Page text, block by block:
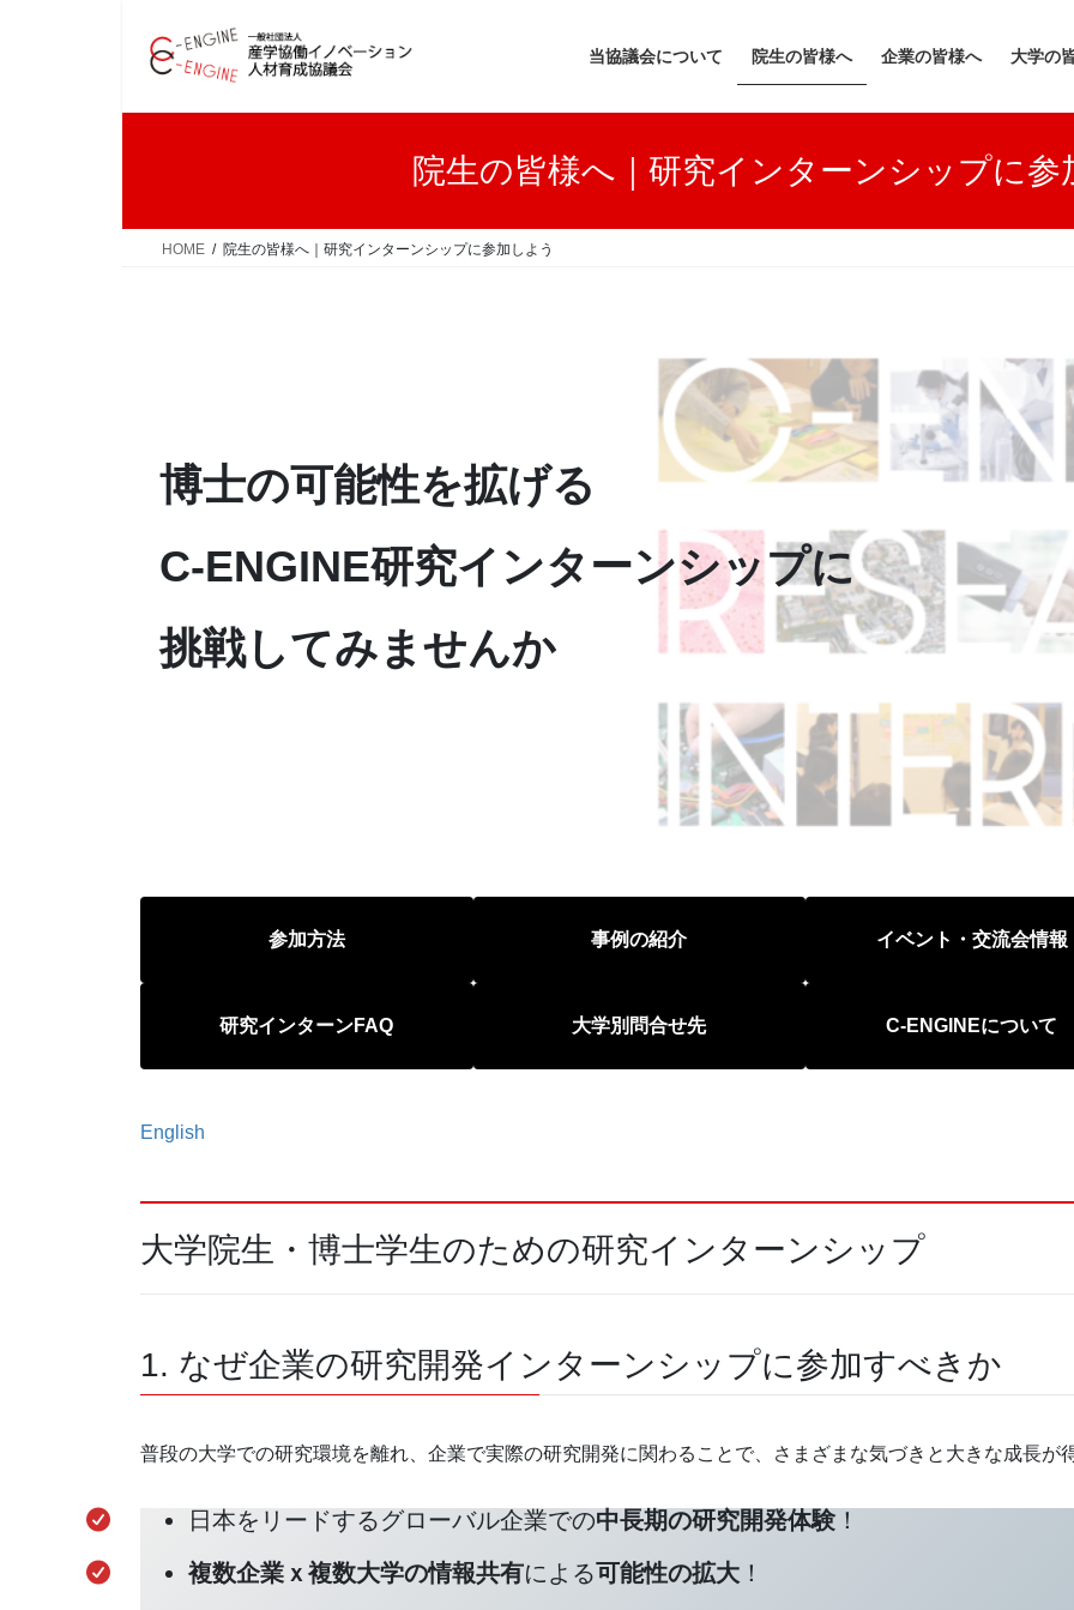
当協議会について 院生の皆様へ 企業の皆様へ 大学の
院生の皆様へ｜研究インターンシップに参
HOME 院生の皆様へ｜研究インターンシップに参加しよう
博士の可能性を拡げる
C-ENGINE研究インターンシップに
挑戦してみませんか
参加方法 事例の紹介 イベント・交流会情報
研究インターンFAQ 大学別問合せ先 C-ENGINEについて
English
大学院生・博士学生のための研究インターンシップ
1. なぜ企業の研究開発インターンシップに参加すべきか
普段の大学での研究環境を離れ、企業で実際の研究開発に関わることで、さまざまな気づきと大きな成長が
日本をリードするグローバル企業での中長期の研究開発体験 ！
複数企業ｘ複数大学の情報共有による可能性の拡大 ！